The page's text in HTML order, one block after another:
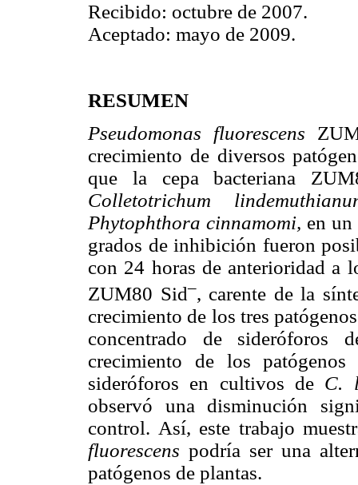
Recibido: octubre de 2007.
Aceptado: mayo de 2009.
RESUMEN
Pseudomonas fluorescens
crecimiento de diversos
que la cepa bacteriana
Colletotrichum
Phytophthora cinnamomi, en
grados de inhibición fueron
con 24 horas de anterioridad a
ZUM80 Sid–, carente de la
crecimiento de los tres
concentrado de
crecimiento de los
sideróforos en cultivos de C.
observó una disminución
control. Así, este trabajo
fluorescens podría ser una
patógenos de plantas.